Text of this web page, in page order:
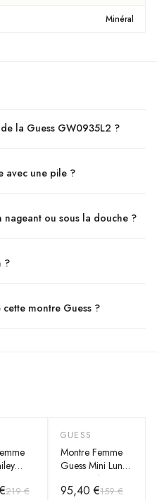
Minéral
la Guess GW0935L2 ?
avec une pile ?
nageant ou sous la douche ?
?
montre Guess ?
219 €
-40 %
GUESS
Montre Femme
Guess Mini Luna
GW0841L5
cadran vert
95,40 €159 €